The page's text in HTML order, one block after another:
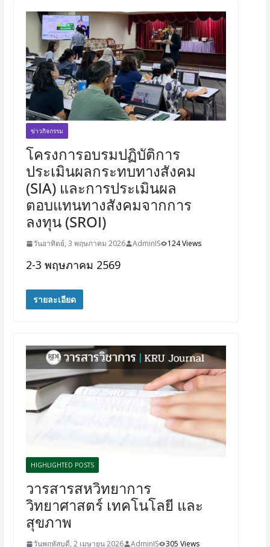
ข่าวกิจกรรม
โครงการอบรมปฏิบัติการ
ประเมินผลกระทบทางสังคม
(SIA) และการประเมินผล
ตอบแทนทางสังคมจากการ
ลงทุน (SROI)
วันอาทิตย์, 3 พฤษภาคม 2026 AdminIS 124 Views
2-3 พฤษภาคม 2569
รายละเอียด
HIGHLIGHTED POSTS
วารสารสหวิทยาการ
วิทยาศาสตร์ เทคโนโลยี และ
สุขภาพ
วันพฤหัสบดี, 2 เมษายน 2026 AdminIS 305 Views